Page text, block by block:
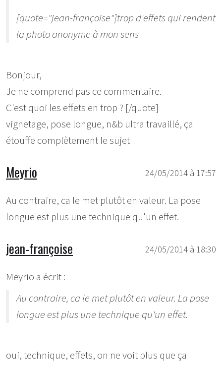
[quote="jean-françoise"]trop d'effets qui rendent
la photo anonyme à mon sens
Bonjour,
Je ne comprend pas ce commentaire.
C'est quoi les effets en trop ? [/quote]
vignetage, pose longue, n&b ultra travaillé, ça
étouffe complètement le sujet
24/05/2014 à 17:57
Meyrio
Au contraire, ca le met plutôt en valeur. La pose
longue est plus une technique qu'un effet.
24/05/2014 à 18:30
jean-françoise
Meyrio a écrit :
Au contraire, ca le met plutôt en valeur. La pose
longue est plus une technique qu'un effet.
oui, technique, effets, on ne voit plus que ça